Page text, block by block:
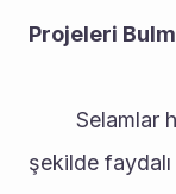
Projeleri
şekilde